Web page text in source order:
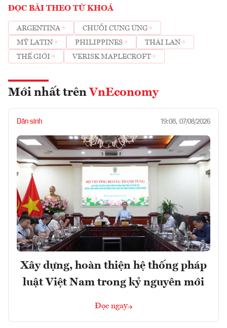
ĐỌC BÀI THEO TỪ KHOÁ
ARGENTINA
CHUỖI CUNG ỨNG
MỸ LATIN
PHILIPPINES
THÁI LAN
THẾ GIỚI
VERISK MAPLECROFT
Mới nhất trên VnEconomy
Dân sinh 19:08, 07/08/2026
Xây dựng, hoàn thiện hệ thống pháp
luật Việt Nam trong kỷ nguyên mới
Đọc ngay